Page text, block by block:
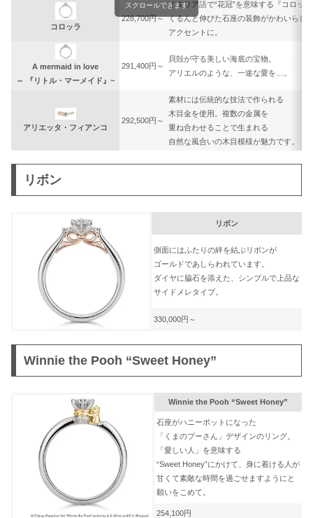
コロッラ
228,700円～
イタリア語で“花冠”を意味する『コロッ
くるんと伸びた石座の装飾がかわいらし
アクセントに。
A mermaid in love
～ 『リトル・マーメイド』~
291,400円～
貝殻が守る美しい海底の宝物。
アリエルのような、一途な愛を…。
アリエッタ・フィアンコ
292,500円～
素材には伝統的な技法で作られる
木目金を使用。複数の金属を
重ね合わせることで生まれる
自然な風合いの木目模様が魅力です。
スクロールできます
リボン
リボン
側面にはふたりの絆を結ぶリボンが
ゴールドであしらわれています。
ダイヤに脇石を添えた、シンプルで上品な
サイドメレタイプ。
330,000円～
Winnie the Pooh “Sweet Honey”
Winnie the Pooh “Sweet Honey”
石座がハニーポットになった
「くまのプーさん」デザインのリング。
「愛しい人」を意味する
“Sweet Honey”にかけて、身に着ける人が
甘くて素敵な時間を過ごせますようにと
願いをこめて。
254,100円